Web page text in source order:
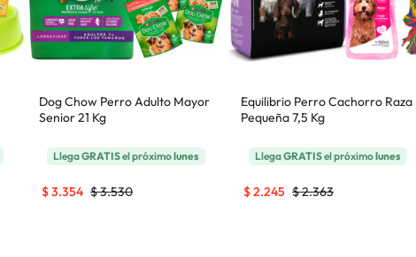
Dog Chow Perro Adulto Mayor
Senior 21 Kg
LlegaGRATISel próximolunes
$3.530
$3.354
Equilibrio Perro Cachorro Raza
Pequeña 7,5 Kg
LlegaGRATISel próximolunes
$2.363
$2.245